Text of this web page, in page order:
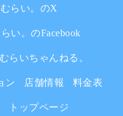
むらい。のX
い。のFacebook
らいちゃんねる。
ン 店舗情報 料金表
トップページ